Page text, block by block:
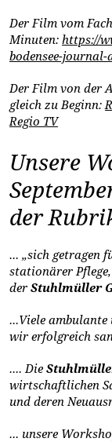
Der Film vom
Minuten: https://
bodensee-journal-
Der Film von der
gleich zu Beginn:
Regio TV
Unsere
der
... „sich getragen
stationärer
der Stuhlmüller
...Viele
wir erfolgreich
.... Die
wirtschaftlichen
und deren
... unsere